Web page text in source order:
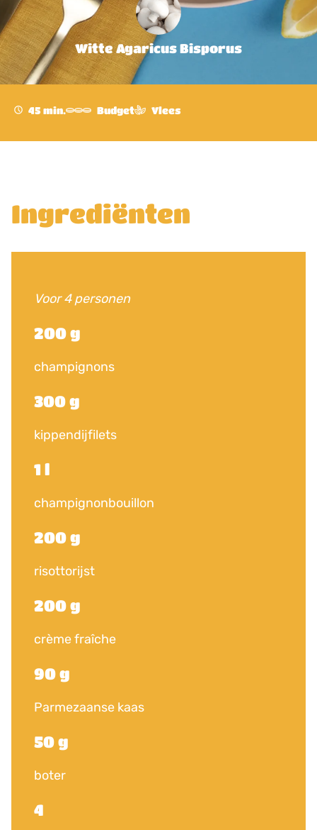
Witte Agaricus Bisporus
45 min. Budget Vlees
Ingrediënten
Voor 4 personen
200 g
champignons
300 g
kippendijfilets
1 l
champignonbouillon
200 g
risottorijst
200 g
crème fraîche
90 g
Parmezaanse kaas
50 g
boter
4